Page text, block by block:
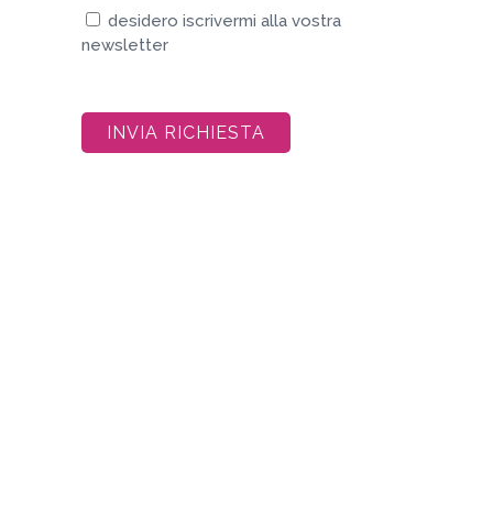
desidero iscrivermi alla vostra
newsletter